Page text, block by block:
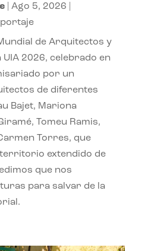
| Ago 5, 2026
de Arquitectos y
2026, celebrado en
por un
de diferentes
Bajet, Mariona
Tomeu Ramis,
Torres, que
extendido de
que nos
para salvar de la